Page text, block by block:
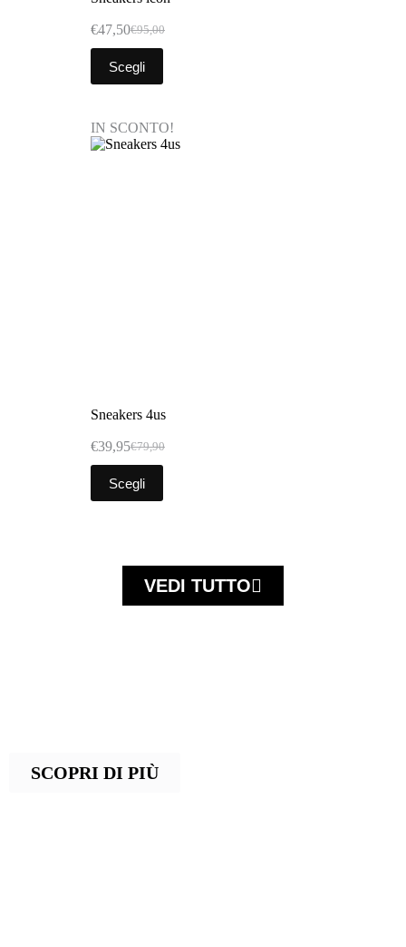
€95,00
€47,50
Scegli
IN SCONTO!
Sneakers 4us
€79,90
€39,95
Scegli
VEDI TUTTO
SCOPRI DI PIÙ